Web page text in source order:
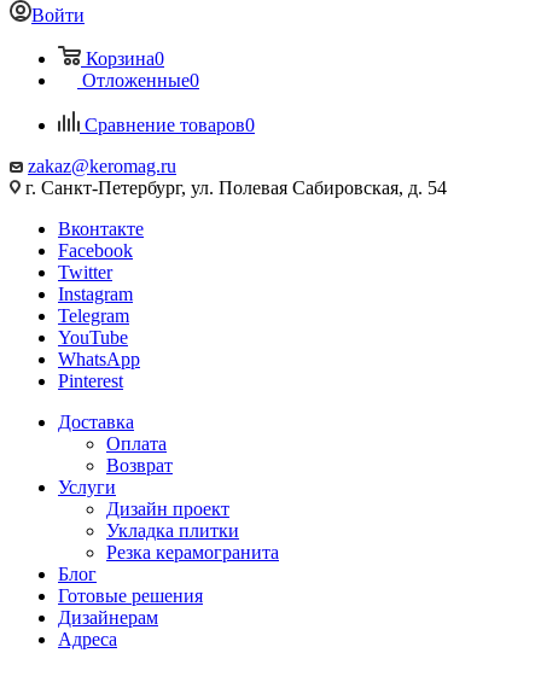
Войти
Корзина0
Отложенные0
Сравнение товаров0
zakaz@keromag.ru
г. Санкт-Петербург, ул. Полевая Сабировская, д. 54
Вконтакте
Facebook
Twitter
Instagram
Telegram
YouTube
WhatsApp
Pinterest
Доставка
Оплата
Возврат
Услуги
Дизайн проект
Укладка плитки
Резка керамогранита
Блог
Готовые решения
Дизайнерам
Адреса